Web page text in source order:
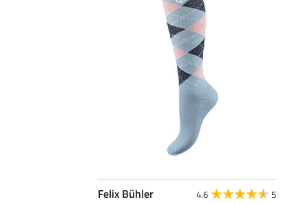
Felix Bühler 4.6 5